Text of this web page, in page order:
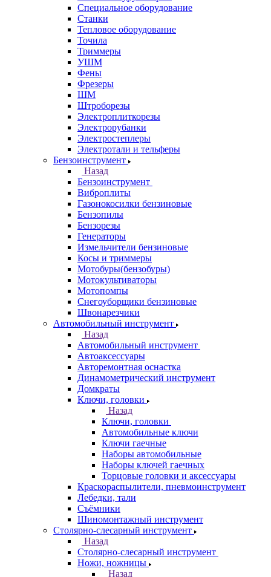
Специальное оборудование
Станки
Тепловое оборудование
Точила
Триммеры
УШМ
Фены
Фрезеры
ШМ
Штроборезы
Электроплиткорезы
Электрорубанки
Электростеплеры
Электротали и тельферы
Бензоинструмент
Назад
Бензоинструмент
Виброплиты
Газонокосилки бензиновые
Бензопилы
Бензорезы
Генераторы
Измельчители бензиновые
Косы и триммеры
Мотобуры(бензобуры)
Мотокультиваторы
Мотопомпы
Снегоуборщики бензиновые
Швонарезчики
Автомобильный инструмент
Назад
Автомобильный инструмент
Автоаксессуары
Авторемонтная оснастка
Динамометрический инструмент
Домкраты
Ключи, головки
Назад
Ключи, головки
Автомобильные ключи
Ключи гаечные
Наборы автомобильные
Наборы ключей гаечных
Торцовые головки и аксессуары
Краскораспылители, пневмоинструмент
Лебедки, тали
Съёмники
Шиномонтажный инструмент
Столярно-слесарный инструмент
Назад
Столярно-слесарный инструмент
Ножи, ножницы
Назад